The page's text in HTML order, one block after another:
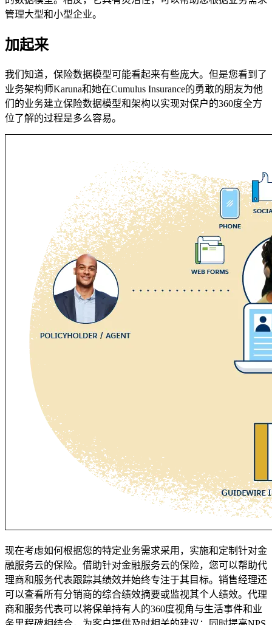
管理大型和小型企业。
加起来
我们知道，保险数据模型可能看起来有些庞大。但是您看到了
业务架构师Karuna和她在Cumulus Insurance的勇敢的朋友为他
们的业务建立保险数据模型和架构以实现对保户的360度全方
位了解的过程是多么容易。
现在考虑如何根据您的特定业务需求采用，实施和定制针对金
融服务云的保险。借助针对金融服务云的保险，您可以帮助代
理商和服务代表跟踪其绩效并始终专注于其目标。销售经理还
可以查看所有分销商的综合绩效摘要或监视其个人绩效。代理
商和服务代表可以将保单持有人的360度视角与生活事件和业